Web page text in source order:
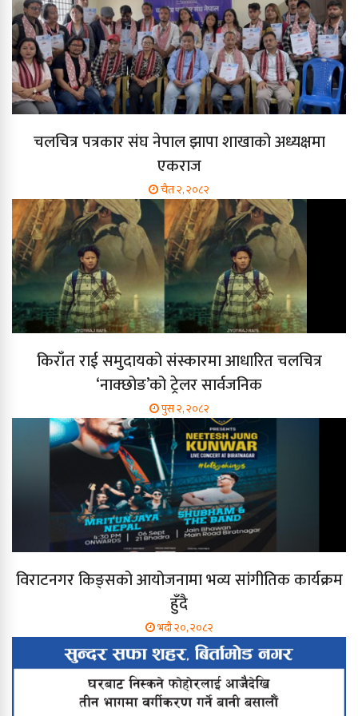
चलचित्र पत्रकार संघ नेपाल झापा शाखाको अध्यक्षमा
एकराज
चैत २, २०८२
किराँत राई समुदायको संस्कारमा आधारित चलचित्र
‘नाक्छोङ’को ट्रेलर सार्वजनिक
पुस २, २०८२
विराटनगर किङ्सको आयोजनामा भव्य सांगीतिक कार्यक्रम
हुँदै
भदौ २०, २०८२